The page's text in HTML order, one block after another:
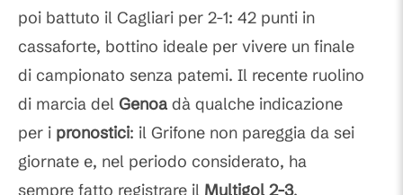
poi battuto il Cagliari per 2-1: 42 punti in
cassaforte, bottino ideale per vivere un finale
di campionato senza patemi. Il recente ruolino
di marcia del Genoa dà qualche indicazione
per i pronostici: il Grifone non pareggia da sei
giornate e, nel periodo considerato, ha
sempre fatto registrare il Multigol 2-3.